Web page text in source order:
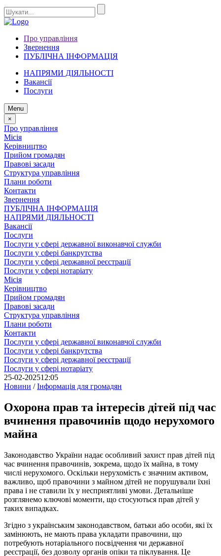
Про управління
Звернення
ПУБЛІЧНА ІНФОРМАЦІЯ
НАПРЯМИ ДІЯЛЬНОСТІ
Вакансії
Послуги
Menu
×
Про управління
Місія
Керівництво
Прийом громадян
Правові засади
Структура управління
Плани роботи
Контакти
Звернення
ПУБЛІЧНА ІНФОРМАЦІЯ
НАПРЯМИ ДІЯЛЬНОСТІ
Вакансії
Послуги
Послуги у сфері державної виконавчої служби
Послуги у сфері банкрутства
Послуги у сфері державної реєстрації
Послуги у сфері нотаріату
Місія
Керівництво
Прийом громадян
Правові засади
Структура управління
Плани роботи
Контакти
Послуги у сфері державної виконавчої служби
Послуги у сфері банкрутства
Послуги у сфері державної реєстрації
Послуги у сфері нотаріату
25-02-202512:05
Новини /Інформація для громадян
Охорона прав та інтересів дітей під час
вчинення правочинів щодо нерухомого
майна
Законодавство України надає особливий захист прав дітей під
час вчинення правочинів, зокрема, щодо їх майна, в тому
числі нерухомого. Оскільки нерухомість є значним активом,
важливо, щоб правочини з майном дітей не порушували їхні
права і не ставили їх у несприятливі умови. Детальніше
розглянемо ключові моменти, що стосуються прав дітей у
таких випадках.
Згідно з українським законодавством, батьки або особи, які їх
замінюють, не мають права укладати правочини, що
потребують нотаріального посвідчення чи державної
реєстрації, без дозволу органів опіки та піклування. Це